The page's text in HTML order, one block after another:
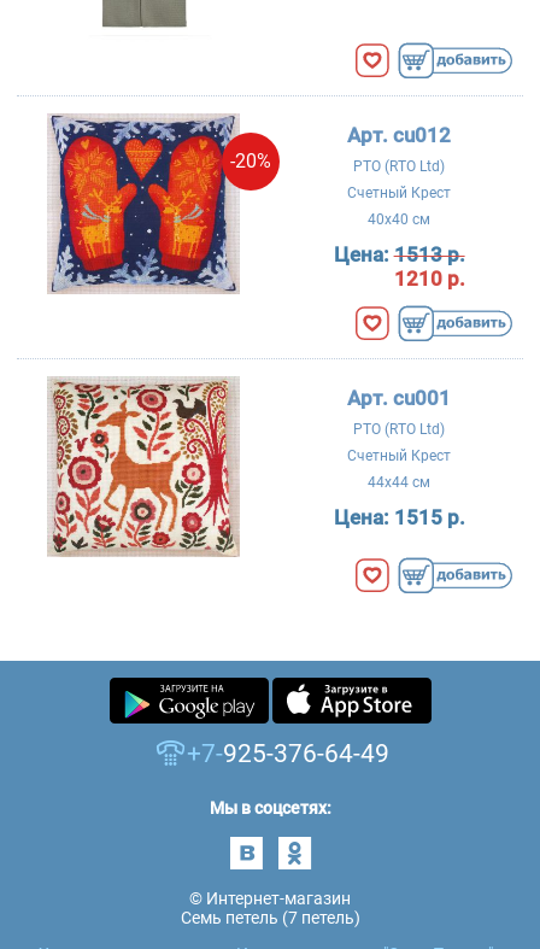
-20%
Арт. cu012
РТО (RTO Ltd)
Счетный Крест
40x40 см
Цена:1513 р.
1210 р.
Арт. cu001
РТО (RTO Ltd)
Счетный Крест
44x44 см
Цена: 1515 р.
+7-925-376-64-49
Мы в соцсетях:
© Интернет-магазин
Семь петель (7 петель)